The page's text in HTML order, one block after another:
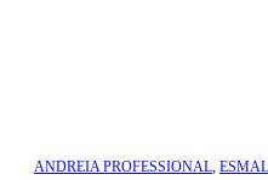
ANDREIA PROFESSIONAL,